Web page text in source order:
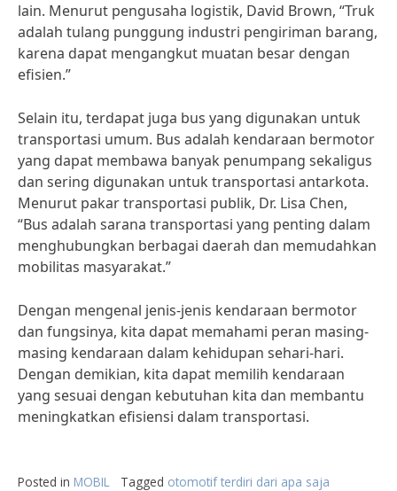
lain. Menurut pengusaha logistik, David Brown, “Truk
adalah tulang punggung industri pengiriman barang,
karena dapat mengangkut muatan besar dengan
efisien.”
Selain itu, terdapat juga bus yang digunakan untuk
transportasi umum. Bus adalah kendaraan bermotor
yang dapat membawa banyak penumpang sekaligus
dan sering digunakan untuk transportasi antarkota.
Menurut pakar transportasi publik, Dr. Lisa Chen,
“Bus adalah sarana transportasi yang penting dalam
menghubungkan berbagai daerah dan memudahkan
mobilitas masyarakat.”
Dengan mengenal jenis-jenis kendaraan bermotor
dan fungsinya, kita dapat memahami peran masing-
masing kendaraan dalam kehidupan sehari-hari.
Dengan demikian, kita dapat memilih kendaraan
yang sesuai dengan kebutuhan kita dan membantu
meningkatkan efisiensi dalam transportasi.
Posted in MOBIL Tagged otomotif terdiri dari apa saja